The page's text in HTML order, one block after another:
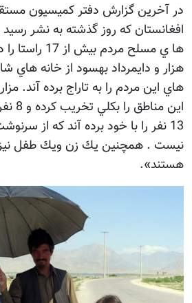
در آخرين گزارش دفتر كميسيون
افغانستان كه روز گذشته به نشر
ها ي مسلح
هزار و دايمرداد بهسود از خانه هاي
هاي اين مردم را به تاراج برده آند.
اين
13 نفر را با خود برده آند كه از
نيست . همچنين يك زن ويك طفل
هستند».